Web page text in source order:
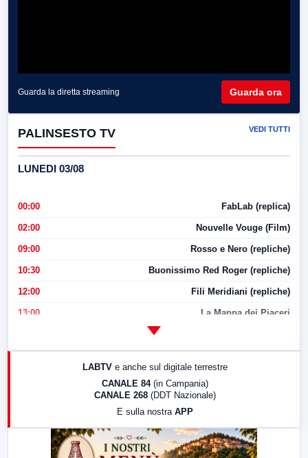
Guarda la diretta streaming Guarda ora
PALINSESTO TV VEDI TUTTI
LUNEDI 03/08
00:00 FabLab (replica)
02:00 Nouvelle Vouge (Film)
09:00 Rosso e Nero (repliche)
10:30 Buonissimo Red Roger (repliche)
12:00 Fili Meridiani (repliche)
13:00 La Mappa dei Piaceri
LabNews (replica)
LABTV e anche sul digitale terrestre
CANALE 84 (in Campania)
CANALE 268 (DDT Nazionale)
E sulla nostra APP